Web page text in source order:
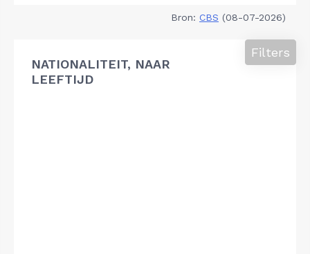
Bron: CBS (08-07-2026)
NATIONALITEIT, NAAR
LEEFTIJD
Filters